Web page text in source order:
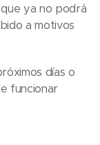
ya no podrá
a motivos
días o
funcionar